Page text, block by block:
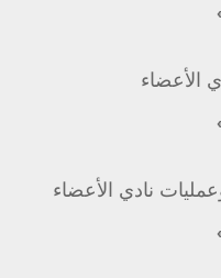
الأعضاء
نادي الأعضاء